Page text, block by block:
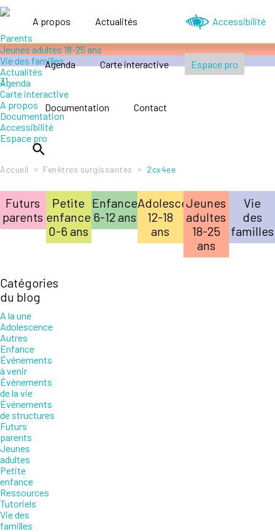
A propos Actualités
Agenda Carte interactive
Documentation Contact
Accessibilité
Espace pro
Accompagner le handicap
Petite enfance 0-6 ans
Enfance 6-12 ans
Adolescence 12-18 ans
Jeunes adultes 18-25 ans
Vie des familles
Actualités
Agenda
Carte interactive
A propos
Documentation
Accessibilité
Espace pro
Accueil > Fenêtres surgissantes > 2cx4ee
Futurs
parents
Petite
enfance
0-6 ans
Enfance
6-12 ans
Adolescence
12-18
ans
Jeunes
adultes
18-25
ans
Vie
des
familles
Catégories
du blog
A la une
Adolescence
Autres
Enfance
Événements
à venir
Évènements
de la vie
Événements
de structures
Futurs
parents
Jeunes
adultes
Petite
enfance
Ressources
Tutoriels
Vie des
familles